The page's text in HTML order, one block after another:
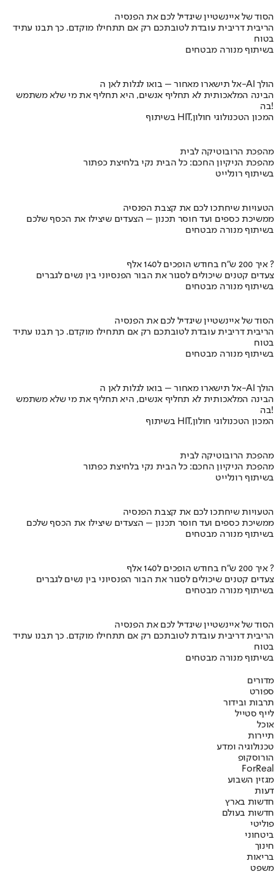
הסוד של איינשטיין שיגדיל לכם את הפנסיה
הריבית דריבית עובדת לטובתכם רק אם תתחילו מוקדם. כך תבנו עתיד
בטוח
בשיתוף מנורה מבטחים
אל תישארו מאחור – בואו לגלות לאן ה-AI הולך
הבינה המלאכותית לא תחליף אנשים, היא תחליף את מי שלא משתמש
בה!
בשיתוף HIT,המכון הטכנולוגי חולון
מהפכת הרובוטיקה לבית
מהפכת הניקיון החכם: כל הבית נקי בלחיצת כפתור
בשיתוף רונלייט
הטעויות שיחתכו לכם את קצבת הפנסיה
ממשיכת כספים ועד חוסר תכנון – הצעדים שיצילו את הכסף שלכם
בשיתוף מנורה מבטחים
איך 200 ש"ח בחודש הופכים ל140 אלף ?
צעדים קטנים שיכולים לסגור את הבור הפנסיוני בין נשים לגברים
בשיתוף מנורה מבטחים
הסוד של איינשטיין שיגדיל לכם את הפנסיה
הריבית דריבית עובדת לטובתכם רק אם תתחילו מוקדם. כך תבנו עתיד
בטוח
בשיתוף מנורה מבטחים
אל תישארו מאחור – בואו לגלות לאן ה-AI הולך
הבינה המלאכותית לא תחליף אנשים, היא תחליף את מי שלא משתמש
בה!
בשיתוף HIT,המכון הטכנולוגי חולון
מהפכת הרובוטיקה לבית
מהפכת הניקיון החכם: כל הבית נקי בלחיצת כפתור
בשיתוף רונלייט
הטעויות שיחתכו לכם את קצבת הפנסיה
ממשיכת כספים ועד חוסר תכנון – הצעדים שיצילו את הכסף שלכם
בשיתוף מנורה מבטחים
איך 200 ש"ח בחודש הופכים ל140 אלף ?
צעדים קטנים שיכולים לסגור את הבור הפנסיוני בין נשים לגברים
בשיתוף מנורה מבטחים
הסוד של איינשטיין שיגדיל לכם את הפנסיה
הריבית דריבית עובדת לטובתכם רק אם תתחילו מוקדם. כך תבנו עתיד
בטוח
בשיתוף מנורה מבטחים
מדורים
ספורט
תרבות ובידור
לייף סטייל
אוכל
תיירות
טכנולוגיה ומדע
הורוסקופ
ForReal
מגזין השבוע
דעות
חדשות בארץ
חדשות בעולם
פוליטי
ביטחוני
חינוך
בריאות
משפט